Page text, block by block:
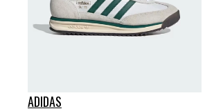
ADIDAS